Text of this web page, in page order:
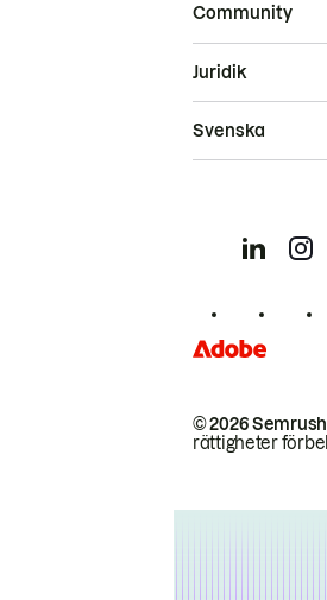
Community
© 2026
rättigheter
Juridik
Svenska